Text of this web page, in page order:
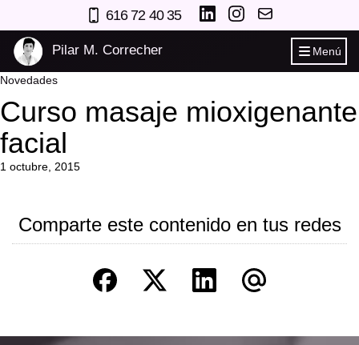
616 72 40 35
Pilar M. Correcher Menú
Novedades
Curso masaje mioxigenante
facial
1 octubre, 2015
Comparte este contenido en tus redes